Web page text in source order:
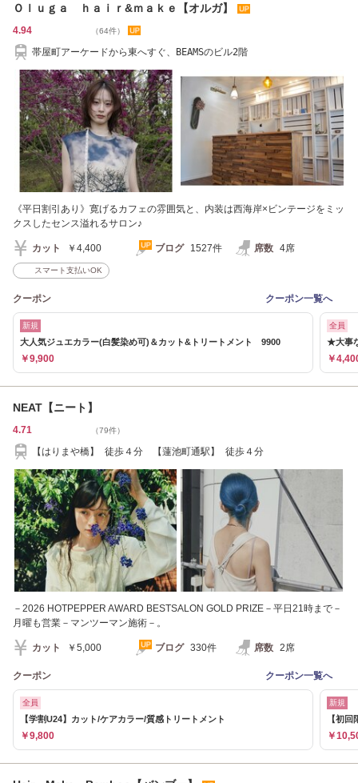
Ｏｌｕｇａ ｈａｉｒ&ｍａｋｅ【オルガ】
4.94 （64件）
帯屋町アーケードから東へすぐ、BEAMSのビル2階
《平日割引あり》寛げるカフェの雰囲気と、内装は西海岸×ビンテージをミッ
クスしたセンス溢れるサロン♪
カット ￥4,400 ブログ 1527件 席数 4席
スマート支払いOK
クーポン クーポン一覧へ
新規
大人気ジュエカラー(白髪染め可)＆カット&トリートメント 9900
￥9,900
全員
★大事
￥
NEAT【ニート】
4.71 （79件）
【はりまや橋】 徒歩４分 【蓮池町通駅】 徒歩４分
－2026 HOTPEPPER AWARD BESTSALON GOLD PRIZE－平日21時まで－
月曜も営業－マンツーマン施術－。
カット ￥5,000 ブログ 330件 席数 2席
クーポン クーポン一覧へ
全員
【学割U24】カット/ケアカラー/質感トリートメント
￥9,800
新規
【初
￥